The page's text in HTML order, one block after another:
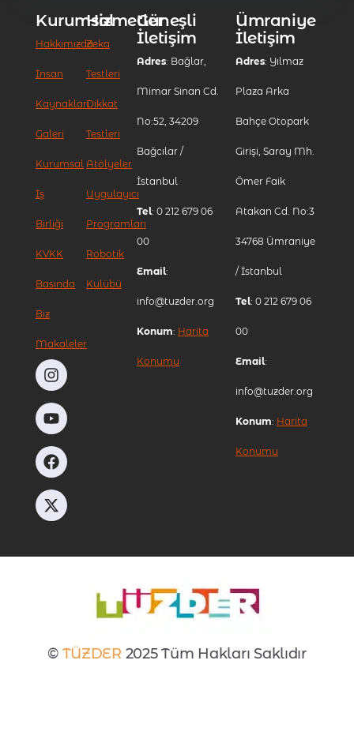
Kurumsal
Hakkımızda
İnsan
Kaynakları
Galeri
Kurumsal
İş
Birliği
KVKK
Basında
Biz
Makaleler
Hizmetler
Zeka
Testleri
Dikkat
Testleri
Atölyeler
Uygulayıcı
Programları
Robotik
Kulübü
Güneşli
İletişim
Adres: Bağlar,
Mimar Sinan Cd.
No:52, 34209
Bağcılar /
İstanbul
Tel: 0 212 679 06
00
Email:
info@tuzder.org
Konum: Harita
Konumu
Ümraniye
İletişim
Adres: Yılmaz
Plaza Arka
Bahçe Otopark
Girişi, Saray Mh.
Ömer Faik
Atakan Cd. No:3
34768 Ümraniye
/ İstanbul
Tel: 0 212 679 06
00
Email:
info@tuzder.org
Konum: Harita
Konumu
© TÜZDER 2025 Tüm Hakları Saklıdır